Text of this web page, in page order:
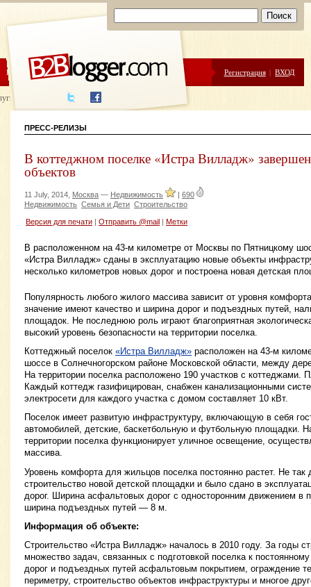
ЦЕНЫ ПОМОЩЬ Регистрация | ВХОД
написания
ПРЕСС-РЕЛИЗЫ
В коттеджном поселке «Истра Вилладж»
объектов
11 July, 2014, Москва — Недвижимость | 690
Недвижимость Семья и Дети Строительство
Версия для печати Отправить @mail Метки
В расположенном на 43-м километре от Москвы по Пятницкому
«Истра Вилладж» сданы в эксплуатацию новые объекты
несколько километров новых дорог и построена новая детская
Популярность любого жилого массива зависит от уровня
значение имеют качество и ширина дорог и подъездных путей,
площадок. Не последнюю роль играют благоприятная
высокий уровень безопасности на территории поселка.
Коттеджный поселок «Истра Вилладж» расположен на 43-м
шоссе в Солнечногорском районе Московской области, между
На территории поселка расположено 190 участков с коттеджами.
Каждый коттедж газифицирован, снабжен канализационными
электросети для каждого участка с домом составляет 10 кВт.
Поселок имеет развитую инфраструктуру, включающую в себя
автомобилей, детские, баскетбольную и футбольную площадки.
территории поселка функционирует уличное освещение,
массива.
Уровень комфорта для жильцов поселка постоянно растет. Не так
строительство новой детской площадки и было сдано в
дорог. Ширина асфальтовых дорог с односторонним движением в
ширина подъездных путей — 8 м.
Информация об объекте:
Строительство «Истра Вилладж» началось в 2010 году. За годы
множество задач, связанных с подготовкой поселка к
дорог и подъездных путей асфальтовым покрытием, ограждение
периметру, строительство объектов инфраструктуры и многое